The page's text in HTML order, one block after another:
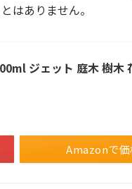
はありません。
ジェット 庭木 樹木
Amazonで価